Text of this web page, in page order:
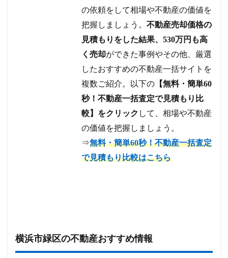
の依頼をして相場や不動産の価値を
把握しましょう。不動産売却価格の
見積もりをした結果、530万円も高
く売却ができた事例やその他、厳選
したおすすめの不動産一括サイトを
複数ご紹介。以下の 【無料・簡単60
秒！不動産一括査定で見積もり比
較】をクリック して、相場や不動産
の価値を把握しましょう。
⇒無料・簡単60秒！不動産一括査定
で見積もり比較はこちら
横浜市緑区の不動産おすすめ情報